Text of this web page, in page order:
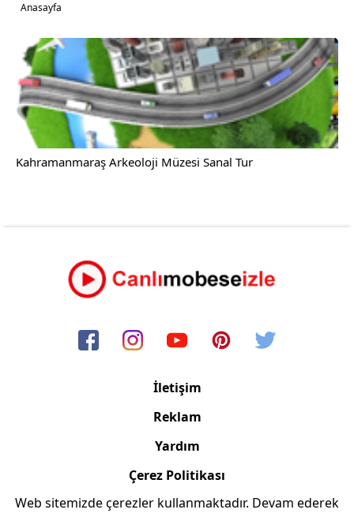
Anasayfa
Kahramanmaraş Arkeoloji Müzesi Sanal Tur
İletişim
Reklam
Yardım
Çerez Politikası
Web sitemizde çerezler kullanmaktadır. Devam ederek